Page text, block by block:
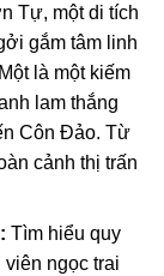
Tự, một di tích
gắm tâm linh
là một kiếm
lam thắng
Côn Đảo. Từ
cảnh thị trấn
Tìm hiểu quy
ngọc trai